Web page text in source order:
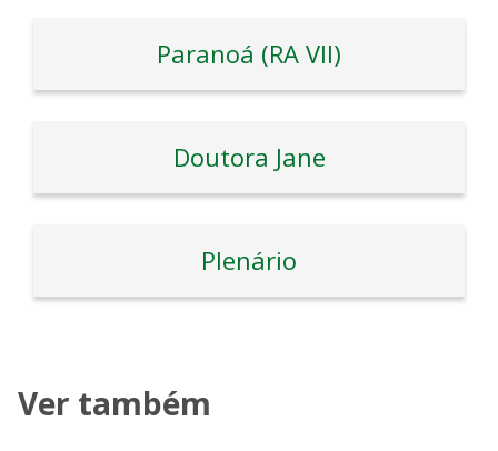
Paranoá (RA VII)
Doutora Jane
Plenário
Ver também